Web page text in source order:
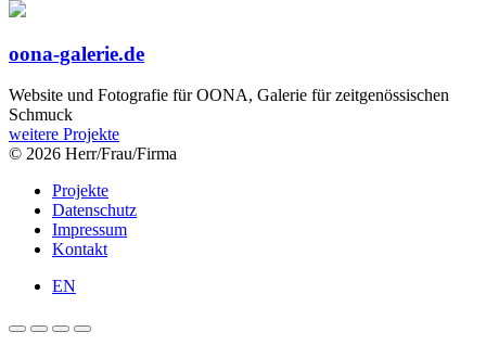
oona-galerie.de
Website und Fotografie für OONA, Galerie für zeitgenössischen
Schmuck
weitere Projekte
© 2026 Herr/Frau/Firma
Projekte
Datenschutz
Impressum
Kontakt
EN